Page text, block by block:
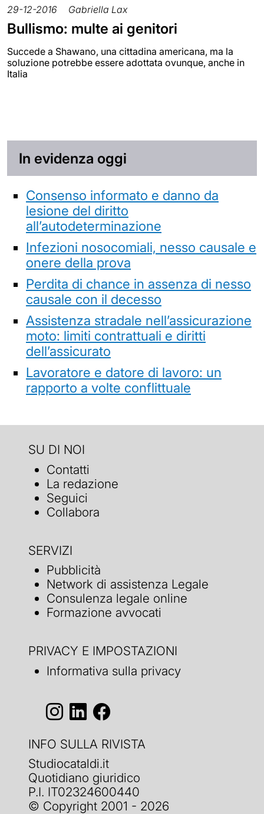
29-12-2016 Gabriella Lax
Bullismo: multe ai genitori
Succede a Shawano, una cittadina americana, ma la
soluzione potrebbe essere adottata ovunque, anche in
Italia
In evidenza oggi
Consenso informato e danno da
lesione del diritto
all’autodeterminazione
Infezioni nosocomiali, nesso causale e
onere della prova
Perdita di chance in assenza di nesso
causale con il decesso
Assistenza stradale nell’assicurazione
moto: limiti contrattuali e diritti
dell’assicurato
Lavoratore e datore di lavoro: un
rapporto a volte conflittuale
SU DI NOI
Contatti
La redazione
Seguici
Collabora
SERVIZI
Pubblicità
Network di assistenza Legale
Consulenza legale online
Formazione avvocati
PRIVACY E IMPOSTAZIONI
Informativa sulla privacy
INFO SULLA RIVISTA
Studiocataldi.it
Quotidiano giuridico
P.I. IT02324600440
© Copyright 2001 - 2026